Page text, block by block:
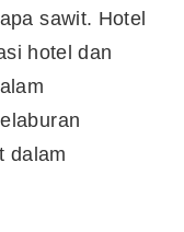
sawit. Hotel
hotel dan
dalam